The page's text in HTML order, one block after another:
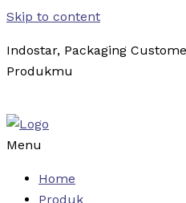
Skip to content
Indostar, Packaging
Produkmu
Menu
Home
Produk